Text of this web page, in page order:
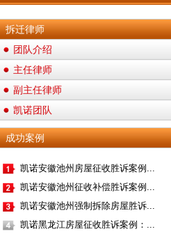
拆迁律师
团队介绍
主任律师
副主任律师
凯诺团队
成功案例
凯诺安徽池州房屋征收胜诉案例...
凯诺安徽池州征收补偿胜诉案例...
凯诺安徽池州强制拆除房屋胜诉...
凯诺黑龙江房屋征收胜诉案例：...